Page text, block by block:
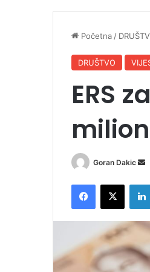
Početna/
DRUŠTVO
ERS
Goran Dakic
a
e